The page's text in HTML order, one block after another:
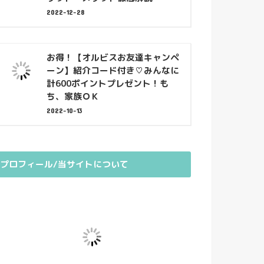
2022-12-28
お得！【オルビスお友達キャンペ
ーン】紹介コード付き♡みんなに
計600ポイントプレゼント！も
ち、家族ＯＫ
2022-10-13
プロフィール/当サイトについて